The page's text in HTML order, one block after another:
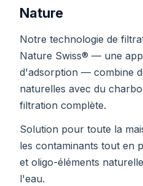
Nature
Notre technologie de
Nature Swiss® — une
d'adsorption — combine
naturelles avec du
filtration complète.
Solution pour toute la
les contaminants tout en
et oligo-éléments
l'eau.